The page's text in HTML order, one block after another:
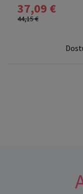
37,09 €
44,15 €